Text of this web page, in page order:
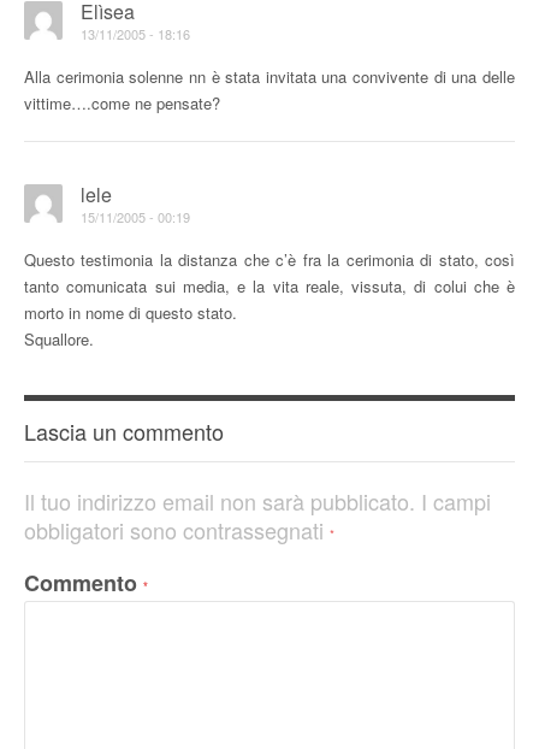
Elìsea
13/11/2005 - 18:16
Alla cerimonia solenne nn è stata invitata una convivente di una delle
vittime….come ne pensate?
lele
15/11/2005 - 00:19
Questo testimonia la distanza che c’è fra la cerimonia di stato, così
tanto comunicata sui media, e la vita reale, vissuta, di colui che è
morto in nome di questo stato.
Squallore.
Lascia un commento
Il tuo indirizzo email non sarà pubblicato. I campi
obbligatori sono contrassegnati *
Commento *